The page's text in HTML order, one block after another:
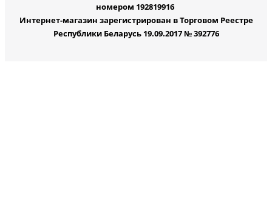
номером 192819916
Интернет-магазин зарегистрирован в Торговом Реестре
Республики Беларусь 19.09.2017 № 392776